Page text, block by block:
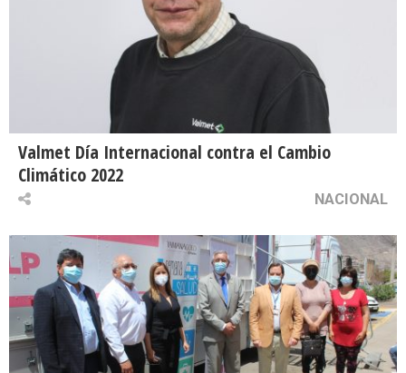
Valmet Día Internacional contra el Cambio
Climático 2022
NACIONAL